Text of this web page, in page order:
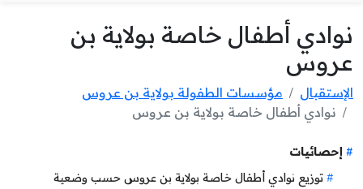
نوادي أطفال خاصة بولاية بن
عروس
الإستقبال
مؤسسات الطفولة بولاية بن عروس
نوادي أطفال خاصة بولاية بن عروس
إحصائيات
توزيع نوادي أطفال خاصة بولاية بن عروس حسب وضعية